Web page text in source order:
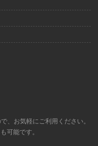
、お気軽にご利用ください。
可能です。